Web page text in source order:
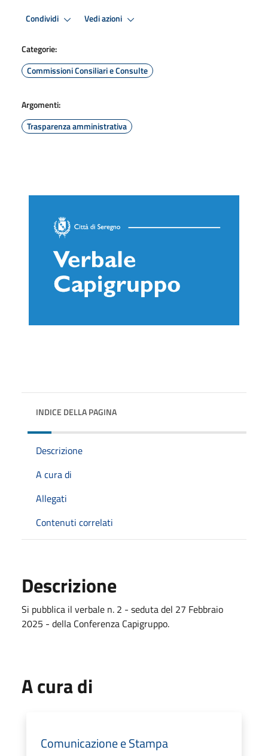
Condividi Vedi azioni
Categorie:
Commissioni Consiliari e Consulte
Argomenti:
Trasparenza amministrativa
INDICE DELLA PAGINA
Descrizione
A cura di
Allegati
Contenuti correlati
Descrizione
Si pubblica il verbale n. 2 - seduta del 27 Febbraio
2025 - della Conferenza Capigruppo.
A cura di
Comunicazione e Stampa